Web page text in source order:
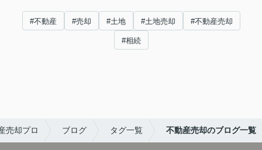
#不動産 #売却 #土地 #土地売却 #不動産売却
#相続
売却プロ ブログ タグ一覧 不動産売却のブログ一覧